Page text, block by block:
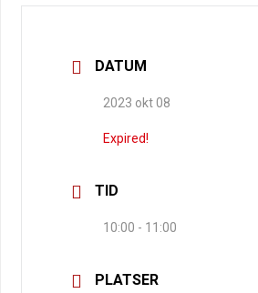
DATUM
2023 okt 08
Expired!
TID
10:00 - 11:00
PLATSER